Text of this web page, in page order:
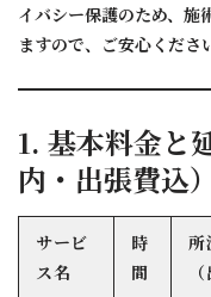
イバシー保護のため、施
ますので、ご安心くださ
1. 基本料金と
内・出張費込）
サービ
ス名
時
間
所